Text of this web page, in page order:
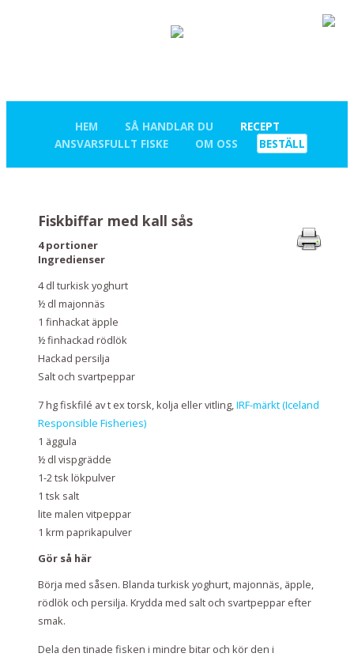
HEM SÅ HANDLAR DU
RECEPT
ANSVARSFULLT FISKE
OM OSS BESTÄLL
Fiskbiffar med kall sås
4 portioner
Ingredienser
4 dl turkisk yoghurt
½ dl majonnäs
1 finhackat äpple
½ finhackad rödlök
Hackad persilja
Salt och svartpeppar
7 hg fiskfilé av t ex torsk, kolja eller vitling, IRF-märkt (Iceland
Responsible Fisheries)
1 äggula
½ dl vispgrädde
1-2 tsk lökpulver
1 tsk salt
lite malen vitpeppar
1 krm paprikapulver
Gör så här
Börja med såsen. Blanda turkisk yoghurt, majonnäs, äpple,
rödlök och persilja. Krydda med salt och svartpeppar efter
smak.
Dela den tinade fisken i mindre bitar och kör den i